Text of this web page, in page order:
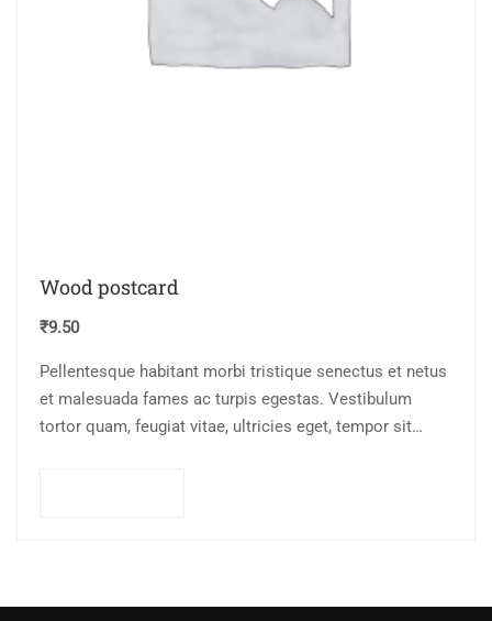
Wood postcard
₹9.50
Pellentesque habitant morbi tristique senectus et netus
et malesuada fames ac turpis egestas. Vestibulum
tortor quam, feugiat vitae, ultricies eget, tempor sit